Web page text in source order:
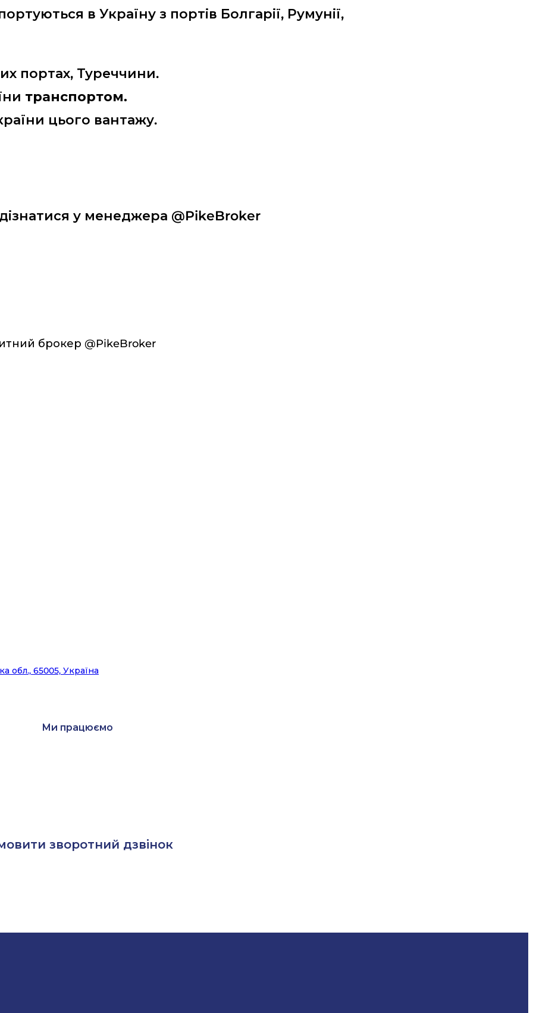
в Україну з портів Болгарії, Румунії,
портах, Туреччини.
транспортом.
цього вантажу.
у менеджера @PikeBroker
брокер @PikeBroker
обл., 65005, Україна
Ми працюємо
зворотний дзвінок